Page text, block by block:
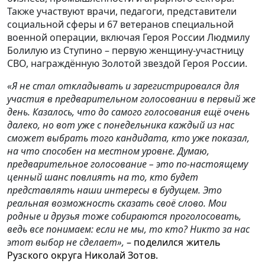
Также участвуют врачи, педагоги, представители
социальной сферы и 67 ветеранов специальной
военной операции, включая Героя России Людмилу
Болилую из Ступино – первую женщину‑участницу
СВО, награждённую Золотой звездой Героя России.
«Я не стал откладывать и зарегистрировался для
участия в предварительном голосовании в первый же
день. Казалось, что до самого голосования ещё очень
далеко, но вот уже с понедельника каждый из нас
сможет выбрать того кандидата, кто уже показал,
на что способен на местном уровне. Думаю,
предварительное голосование – это по‑настоящему
ценный шанс повлиять на то, кто будет
представлять наши интересы в будущем. Это
реальная возможность сказать своё слово. Мои
родные и друзья тоже собираются проголосовать,
ведь все понимаем: если не мы, то кто? Никто за нас
этот выбор не сделает», – поделился житель
Рузского округа Николай Зотов.